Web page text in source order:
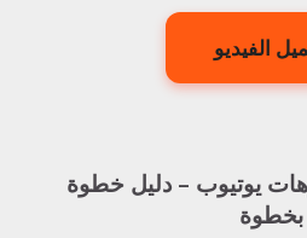
الفيديو
يوتيوب – دليل خطوة
بخطوة